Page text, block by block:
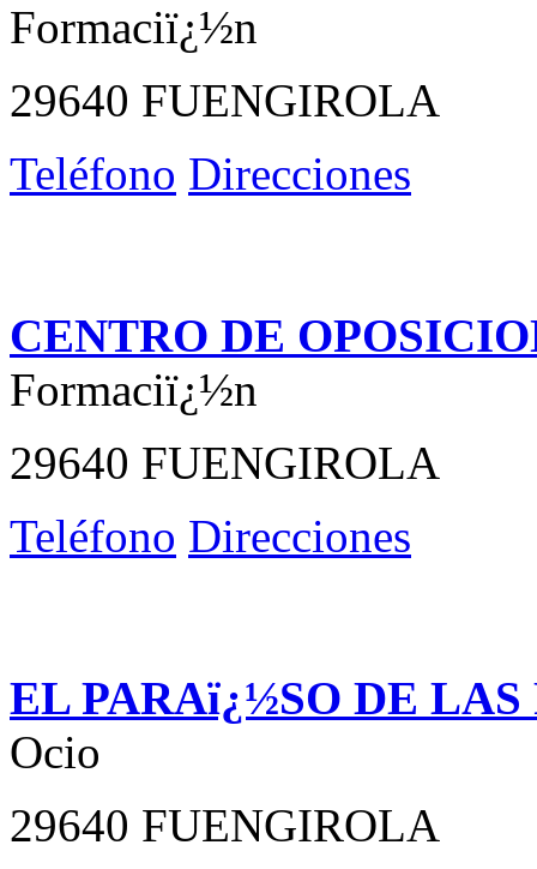
Formaciï¿½n
29640 FUENGIROLA
Teléfono Direcciones
CENTRO DE
Formaciï¿½n
29640 FUENGIROLA
Teléfono Direcciones
EL PARAï¿½SO DE LAS
Ocio
29640 FUENGIROLA